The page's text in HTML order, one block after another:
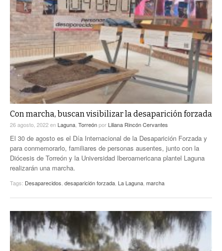
Con marcha, buscan visibilizar la desaparición forzada
26 agosto, 2022en Laguna, Torreónpor Liliana Rincón Cervantes
El 30 de agosto es el Día Internacional de la Desaparición Forzada y
para conmemorarlo, familiares de personas ausentes, junto con la
Diócesis de Torreón y la Universidad Iberoamericana plantel Laguna
realizarán una marcha.
Tags: Desaparecidos, desaparición forzada, La Laguna, marcha